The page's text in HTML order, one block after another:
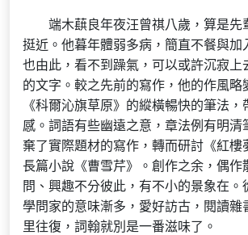
端木蕻良年夜汪曾祺八歲，算是先
挺近。他暮年體弱多病，簡直不餐與加
也由此，看不到躁氣，可以或許沉寂上
的文字。較之先前的寫作，他的作風略
《科爾沁旗草原》的縱橫暢快的筆法，
感。詞語有些幽遠之意，章法例有明清
棄了實際題材的寫作，轉而研討《紅樓
長篇小說《曹雪芹》。創作之余，偶作
問、興趣不分彼此，有不小的景象在。
學問家的意味漸多，愛好訪古，閱讀雜
里往復，詞翰就別是一番滋味了。